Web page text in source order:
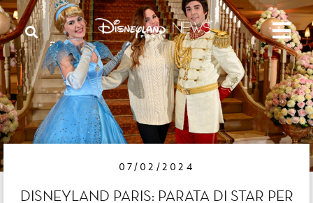
07/02/2024
DISNEYLAND PARIS: PARATA DI STAR PER